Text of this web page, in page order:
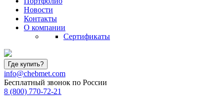
Новости
Контакты
О компании
Сертификаты
Где купить?
info@chebmet.com
Бесплатный звонок по России
8 (800) 770-72-21